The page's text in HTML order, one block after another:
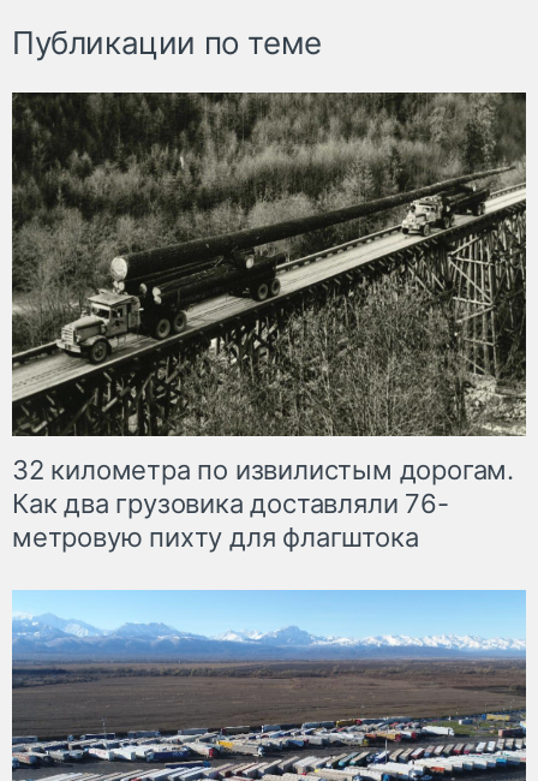
Публикации по теме
32 километра по извилистым дорогам.
Как два грузовика доставляли 76-
метровую пихту для флагштока